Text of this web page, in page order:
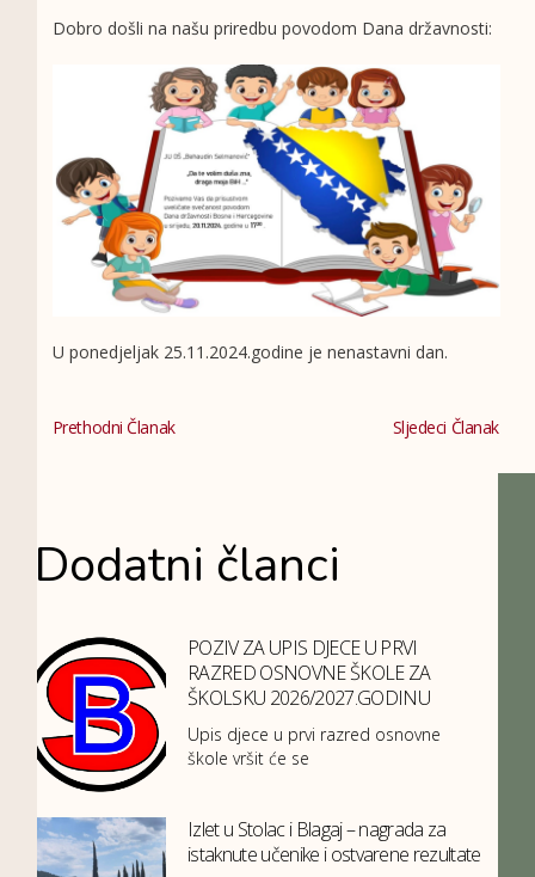
Dobro došli na našu priredbu povodom Dana državnosti:
U ponedjeljak 25.11.2024.godine je nenastavni dan.
Prethodni Članak Sljedeci Članak
Dodatni članci
POZIV ZA UPIS DJECE U PRVI
RAZRED OSNOVNE ŠKOLE ZA
ŠKOLSKU 2026/2027.GODINU
Upis djece u prvi razred osnovne
škole vršit će se
Izlet u Stolac i Blagaj – nagrada za
istaknute učenike i ostvarene rezultate